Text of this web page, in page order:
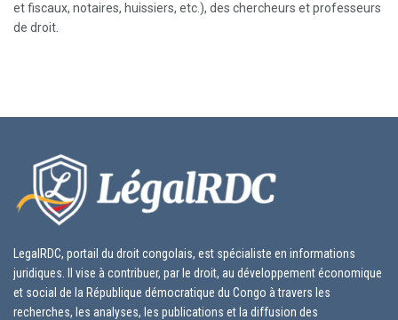
et fiscaux, notaires, huissiers, etc.), des chercheurs et professeurs
de droit.
LegalRDC, portail du droit congolais, est spécialiste en informations
juridiques. Il vise à contribuer, par le droit, au développement économique
et social de la République démocratique du Congo à travers les
recherches, les analyses, les publications et la diffusion des